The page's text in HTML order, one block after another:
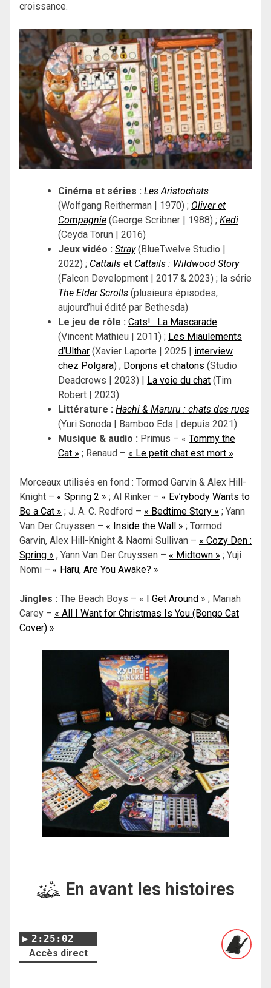
croissance.
Cinéma et séries : Les Aristochats
(Wolfgang Reitherman | 1970) ; Oliver et
Compagnie (George Scribner | 1988) ; Kedi
(Ceyda Torun | 2016)
Jeux vidéo : Stray(BlueTwelve Studio |
2022) ; Cattails et Cattails : Wildwood Story
(Falcon Development | 2017 & 2023) ; la série
The Elder Scrolls (plusieurs épisodes,
aujourd’hui édité par Bethesda)
Le jeu de rôle : Cats! : La Mascarade
(Vincent Mathieu | 2011) ; Les Miaulements
d’Ulthar (Xavier Laporte | 2025 | interview
chez Polgara) ; Donjons et chatons (Studio
Deadcrows | 2023) |
La voie du chat (Tim
Robert | 2023)
Littérature : Hachi & Maruru : chats des rues
(Yuri Sonoda | Bamboo Eds | depuis 2021)
Musique & audio : Primus – « Tommy the
Cat » ; Renaud – « Le petit chat est mort »
Morceaux utilisés en fond : Tormod Garvin & Alex Hill-
Knight – « Spring 2 » ; Al Rinker – « Ev’rybody Wants to
Be a Cat » ; J. A. C. Redford – « Bedtime Story » ; Yann
Van Der Cruyssen – « Inside the Wall » ; Tormod
Garvin, Alex Hill-Knight & Naomi Sullivan – « Cozy Den :
Spring » ; Yann Van Der Cruyssen – « Midtown » ; Yuji
Nomi – « Haru, Are You Awake? »
Jingles : The Beach Boys – « I Get Around » ; Mariah
Carey – « All I Want for Christmas Is You (Bongo Cat
Cover) »
En avant les histoires
2:25:02
Accès direct